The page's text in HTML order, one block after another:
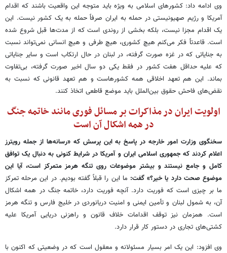
وی ادامه داد: کشورهای اسلامی به ویژه باید متوجه این واقعیت باشند که اقدام
آمریکا و رژیم صهیونیستی در حمله به ایران صرفاً حمله به یک کشور نیست. این
یک اقدام مجزا نیست، بلکه بخشی از روندی است که از مدت‌ها قبل شروع شده
است. قاعدتاً فکر می‌کنم هیچ کشوری، هیچ طرفی و هیچ انسانی نمی‌تواند نسبت
به جنایاتی که در غزه صورت گرفته، در لبنان در حال ارتکاب است و سایر جنایاتی
که علیه حداقل هفت کشور در فقط یکی دو سال اخیر صورت گرفته، بی‌تفاوت
بماند. این هم تعهد اخلاقی همه کشورهاست و هم تعهد قانونی که نسبت به
نقض‌های فاحش حقوق بین‌الملل باید موضع قاطعی اتخاذ کنند.
اولویت ایران در مذاکرات بر مسائل فوری مانند خاتمه جنگ
در همه اشکال آن است
سخنگوی وزارت امور خارجه در پاسخ به این پرسش که «رسانه‌ها از جمله رویترز
اعلام کردند که جمهوری اسلامی ایران و آمریکا در شرایط کنونی به دنبال یک توافق
کامل و جامع نیستند و بیشتر موضوعات روی تنگه هرمز متمرکز است، آیا این
موضوع صحت دارد یا خیر؟» گفت: ما این را قبلاً گفته بودیم. در این مرحله تمرکز
ما بر چیزی است که فوریت دارد. آنچه فوریت دارد، خاتمه جنگ در همه اشکال
آن، به شمول لبنان و تأمین ایمنی و امنیت دریانوردی در خلیج فارس و تنگه هرمز
است. همزمان نیز توقف اقدامات خلاف قانون و راهزنی دریایی آمریکا علیه
کشتی‌های تجاری در دستور کار قرار دارد.
وی افزود: این یک امر بسیار مسئولانه و معقول است که در وضعیتی که اکنون با